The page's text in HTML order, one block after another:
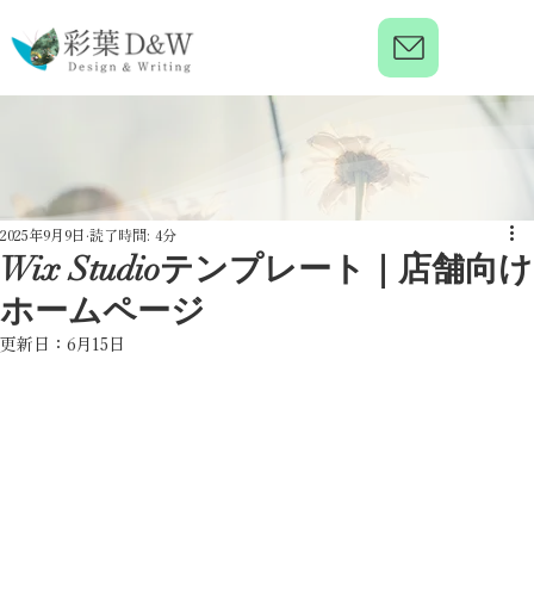
Wix Studioテンプレート｜店舗向け
ホームページ
2025年9月9日 読了時間: 4分
更新日： 6月15日